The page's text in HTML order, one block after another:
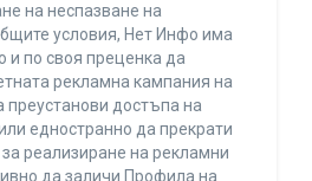
на неспазване на
условия, Нет Инфо има
и по своя преценка да
рекламна кампания на
преустанови достъпа на
едностранно да прекрати
реализиране на рекламни
да заличи Профила на